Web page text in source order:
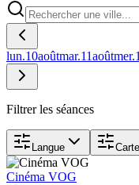
lun.10aoûtmar.11aoûtmer.
Filtrer les séances
Langue
Cinéma VOG